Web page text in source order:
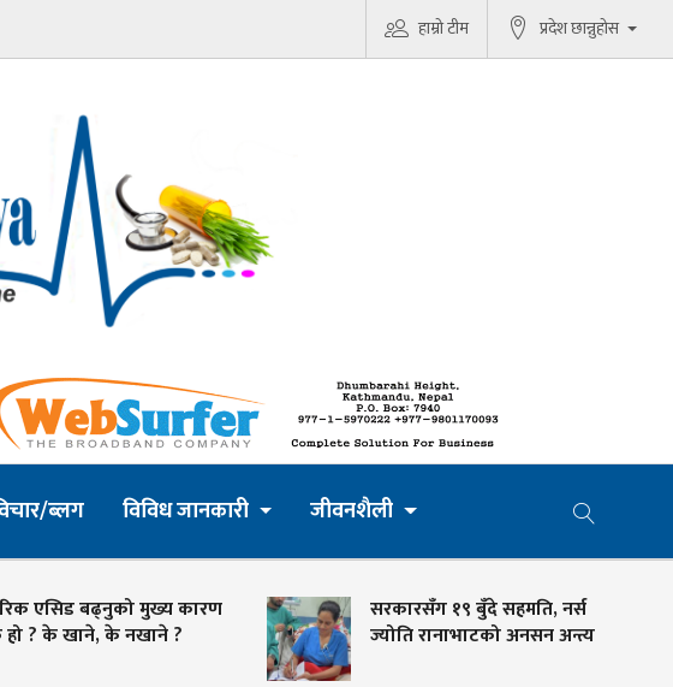
हाम्रो टीम प्रदेश छान्नुहोस
ब्लग विविध जानकारी जीवनशैली
एसिड बढ्नुको मुख्य कारण
? के खाने, के नखाने ?
सरकारसँग १९ बुँदे सहमति, नर्स
ज्योति रानाभाटको अनसन अन्त्य